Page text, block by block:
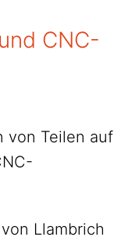
CNC-
von Teilen auf
Llambrich